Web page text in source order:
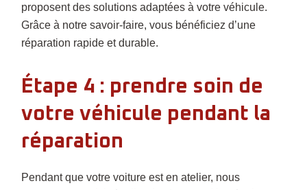
proposent des solutions adaptées à votre véhicule.
Grâce à notre savoir-faire, vous bénéficiez d’une
réparation rapide et durable.
Étape 4 : prendre soin de
votre véhicule pendant la
réparation
Pendant que votre voiture est en atelier, nous